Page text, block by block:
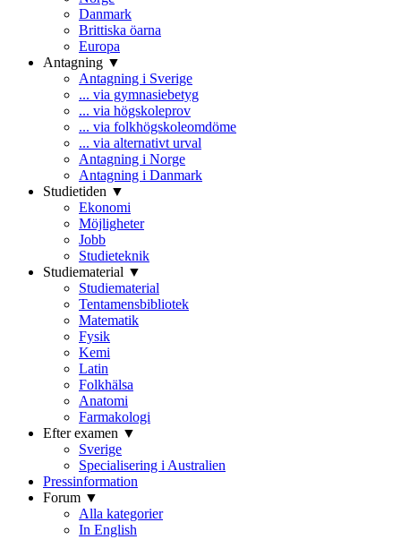
Danmark
Brittiska öarna
Europa
Antagning ▼
Antagning i Sverige
... via gymnasiebetyg
... via högskoleprov
... via folkhögskoleomdöme
... via alternativt urval
Antagning i Norge
Antagning i Danmark
Studietiden ▼
Ekonomi
Möjligheter
Jobb
Studieteknik
Studiematerial ▼
Studiematerial
Tentamensbibliotek
Matematik
Fysik
Kemi
Latin
Folkhälsa
Anatomi
Farmakologi
Efter examen ▼
Sverige
Specialisering i Australien
Pressinformation
Forum ▼
Alla kategorier
In English